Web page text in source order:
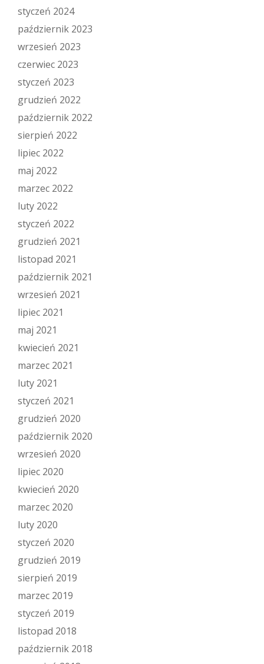
styczeń 2024
październik 2023
wrzesień 2023
czerwiec 2023
styczeń 2023
grudzień 2022
październik 2022
sierpień 2022
lipiec 2022
maj 2022
marzec 2022
luty 2022
styczeń 2022
grudzień 2021
listopad 2021
październik 2021
wrzesień 2021
lipiec 2021
maj 2021
kwiecień 2021
marzec 2021
luty 2021
styczeń 2021
grudzień 2020
październik 2020
wrzesień 2020
lipiec 2020
kwiecień 2020
marzec 2020
luty 2020
styczeń 2020
grudzień 2019
sierpień 2019
marzec 2019
styczeń 2019
listopad 2018
październik 2018